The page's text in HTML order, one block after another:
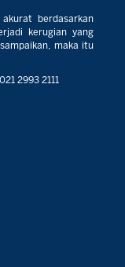
berdasarkan
kerugian yang
maka itu
2993 2111